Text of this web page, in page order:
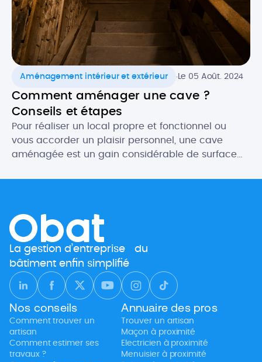
Aménagement intérieur et extérieur .Le 05 Août. 2024
Comment aménager une cave ?
Conseils et étapes
Pour réaliser un local propre et fonctionnel ou
vous accorder un plaisir personnel, une cave
aménagée est un gain considérable de surface
le soin nécessaire, le résultat est souvent bluffant !
[…]
La gestion d’entreprise du
bâtiment enfin simplifié
Nos conseils
Comment trouver un
artisan
Comment estimer ses
travaux ?
Annuaire des pros
Trouver un artisan
Maçon à proximité
Electricien à proximité
Menuisier à proximité